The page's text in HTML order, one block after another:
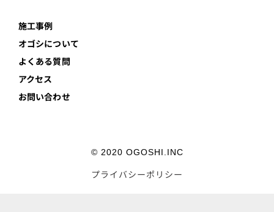
施工事例
オゴシについて
よくある質問
アクセス
お問い合わせ
© 2020 OGOSHI.INC
プライバシーポリシー